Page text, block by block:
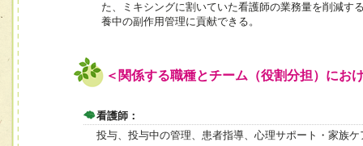
た、ミキシングに割いていた看護師の業務量を削減す
養中の副作用管理に貢献できる。
＜関係する職種とチーム（役割分担）にお
看護師：
投与、投与中の管理、患者指導、心理サポート・家族